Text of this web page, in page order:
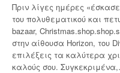
Πριν λίγες ημέρες
του πολυθεματικού και
bazaar,
στην αίθουσα Horizon, του
επιλέξεις τα καλύτερα
καλούς σου.